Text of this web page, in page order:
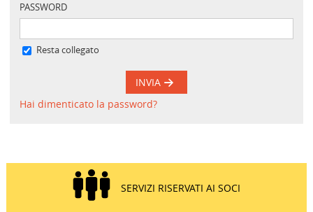
PASSWORD
Resta collegato
INVIA
Hai dimenticato la password?
SERVIZI RISERVATI AI SOCI